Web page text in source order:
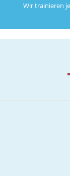
Wir trainieren